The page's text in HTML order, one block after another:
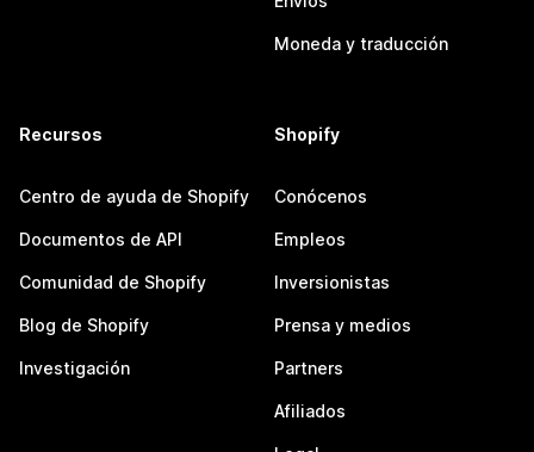
Moneda y traducción
Recursos
Centro de ayuda de Shopify
Documentos de API
Comunidad de Shopify
Blog de Shopify
Investigación
Shopify
Conócenos
Empleos
Inversionistas
Prensa y medios
Partners
Afiliados